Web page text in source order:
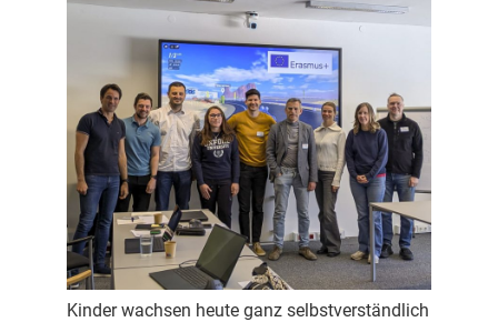
Kinder wachsen heute ganz selbstverständlich